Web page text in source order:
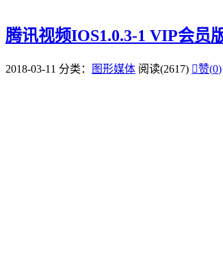
腾讯视频IOS1.0.3-1 VIP会员
2018-03-11 分类： 图形媒体 阅读(2617) 赞(0)